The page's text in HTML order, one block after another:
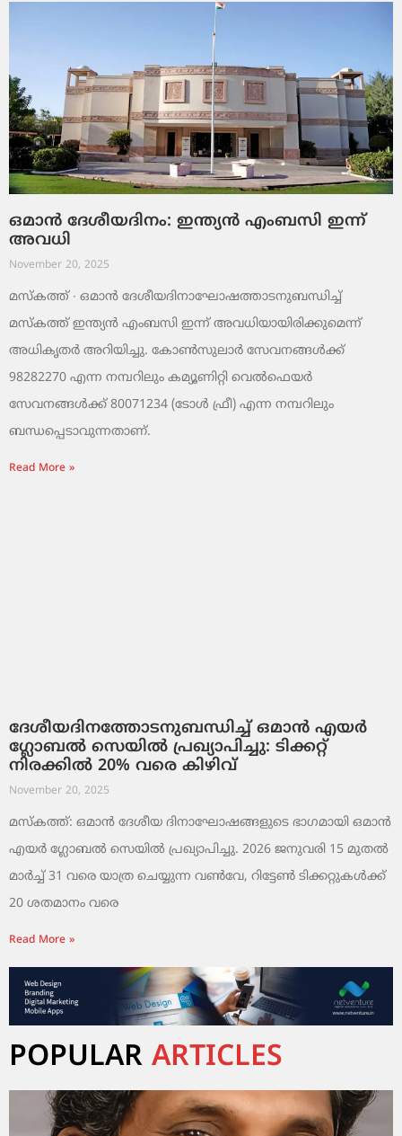
ഒമാൻ ദേശീയദിനം: ഇന്ത്യൻ എംബസി ഇന്ന്
അവധി
November 20, 2025
മസ്‌കത്ത് ∙ ഒമാൻ ദേശീയദിനാഘോഷത്താടനുബന്ധിച്ച്
മസ്‌കത്ത് ഇന്ത്യൻ എംബസി ഇന്ന് അവധിയായിരിക്കുമെന്ന്
അധികൃതർ അറിയിച്ചു. കോൺസുലാർ സേവനങ്ങൾക്ക്
98282270 എന്ന നമ്പറിലും കമ്യൂണിറ്റി വെൽഫെയർ
സേവനങ്ങൾക്ക് 80071234 (ടോൾ ഫ്രീ) എന്ന നമ്പറിലും
ബന്ധപ്പെടാവുന്നതാണ്.
Read More »
ദേശീയദിനത്തോടനുബന്ധിച്ച് ഒമാൻ എയർ
ഗ്ലോബൽ സെയിൽ പ്രഖ്യാപിച്ചു: ടിക്കറ്റ്
നിരക്കിൽ 20% വരെ കിഴിവ്
November 20, 2025
മസ്‌കത്ത്: ഒമാൻ ദേശീയ ദിനാഘോഷങ്ങളുടെ ഭാഗമായി ഒമാൻ
എയർ ഗ്ലോബൽ സെയിൽ പ്രഖ്യാപിച്ചു. 2026 ജനുവരി 15 മുതൽ
മാർച്ച് 31 വരെ യാത്ര ചെയ്യുന്ന വൺവേ, റിട്ടേൺ ടിക്കറ്റുകൾക്ക്
20 ശതമാനം വരെ
Read More »
POPULAR ARTICLES